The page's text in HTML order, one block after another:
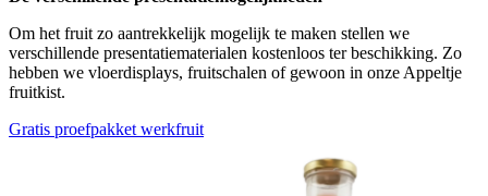
Om het fruit zo aantrekkelijk mogelijk te maken stellen we
verschillende presentatiematerialen kostenloos ter beschikking. Zo
hebben we vloerdisplays, fruitschalen of gewoon in onze Appeltje
fruitkist.
Gratis proefpakket werkfruit